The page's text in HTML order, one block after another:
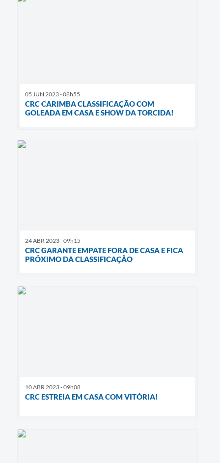
05 JUN 2023 - 08h55
CRC CARIMBA CLASSIFICAÇÃO COM
GOLEADA EM CASA E SHOW DA TORCIDA!
24 ABR 2023 - 09h15
CRC GARANTE EMPATE FORA DE CASA E FICA
PRÓXIMO DA CLASSIFICAÇÃO
10 ABR 2023 - 09h08
CRC ESTREIA EM CASA COM VITÓRIA!